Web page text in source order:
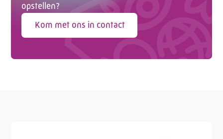
opstellen?
Kom met ons in contact